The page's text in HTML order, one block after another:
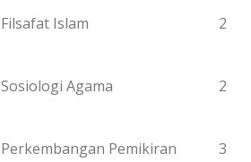
Filsafat Islam 2
Sosiologi Agama 2
Perkembangan Pemikiran
3